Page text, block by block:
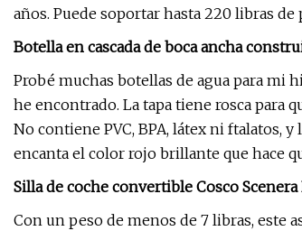
años. Puede soportar hasta 220 libras
Botella en cascada de boca ancha
Probé muchas botellas de agua para mi
he encontrado. La tapa tiene rosca para
No contiene PVC, BPA, látex ni ftalatos,
encanta el color rojo brillante que hace
Silla de coche convertible Cosco
Con un peso de menos de 7 libras, este